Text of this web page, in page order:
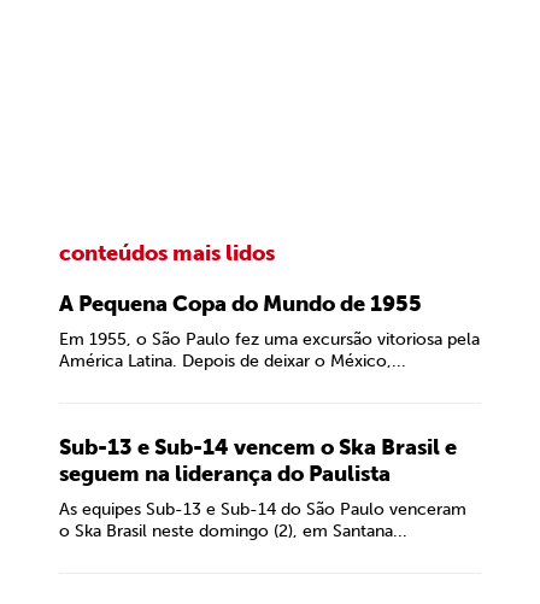
conteúdos mais lidos
A Pequena Copa do Mundo de 1955
Em 1955, o São Paulo fez uma excursão vitoriosa pela
América Latina. Depois de deixar o México,...
Sub-13 e Sub-14 vencem o Ska Brasil e
seguem na liderança do Paulista
As equipes Sub-13 e Sub-14 do São Paulo venceram
o Ska Brasil neste domingo (2), em Santana...